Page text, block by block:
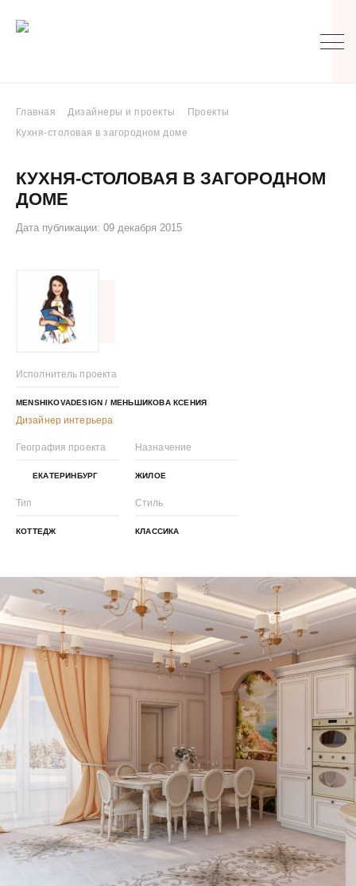
Главная Дизайнеры и проекты
Проекты
Кухня-столовая в загородном доме
КУХНЯ-СТОЛОВАЯ В ЗАГОРОДНОМ
ДОМЕ
Дата публикации: 09 декабря 2015
Исполнитель проекта
MENSHIKOVADESIGN / МЕНЬШИКОВА КСЕНИЯ
Дизайнер интерьера
География проекта
ЕКАТЕРИНБУРГ
Назначение
ЖИЛОЕ
Тип
КОТТЕДЖ
Стиль
КЛАССИКА